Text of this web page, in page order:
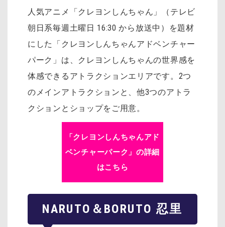
人気アニメ「クレヨンしんちゃん」（テレビ
朝日系毎週土曜日 16:30 から放送中）を題材
にした「クレヨンしんちゃんアドベンチャー
パーク」は、クレヨンしんちゃんの世界感を
体感できるアトラクションエリアです。2つ
のメインアトラクションと、他3つのアトラ
クションとショップをご用意。
「クレヨンしんちゃんアド
ベンチャーパーク」の詳細
はこちら
NARUTO＆BORUTO 忍里